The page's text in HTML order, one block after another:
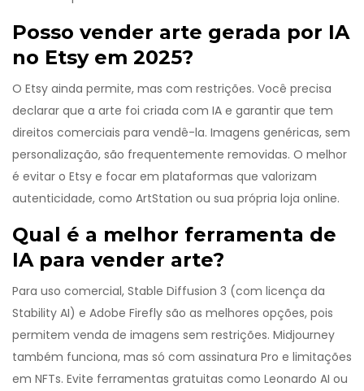
Posso vender arte gerada por IA
no Etsy em 2025?
O Etsy ainda permite, mas com restrições. Você precisa
declarar que a arte foi criada com IA e garantir que tem
direitos comerciais para vendê-la. Imagens genéricas, sem
personalização, são frequentemente removidas. O melhor
é evitar o Etsy e focar em plataformas que valorizam
autenticidade, como ArtStation ou sua própria loja online.
Qual é a melhor ferramenta de
IA para vender arte?
Para uso comercial, Stable Diffusion 3 (com licença da
Stability AI) e Adobe Firefly são as melhores opções, pois
permitem venda de imagens sem restrições. Midjourney
também funciona, mas só com assinatura Pro e limitações
em NFTs. Evite ferramentas gratuitas como Leonardo AI ou